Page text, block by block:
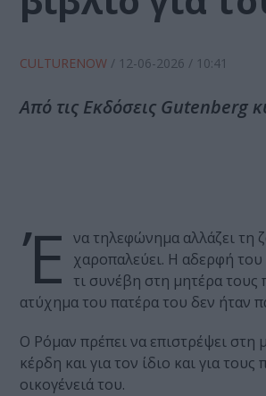
CULTURENOW / 12-06-2026 / 10:41
Από τις Εκδόσεις Gutenberg
Έ να τηλεφώνημα αλλάζει τη
χαροπαλεύει. Η αδερφή του
τι συνέβη στη μητέρα τους
ατύχημα του πατέρα του δεν ήταν
Ο Ρόμαν πρέπει να επιστρέψει στη
κέρδη και για τον ίδιο και για
οικογένειά του.